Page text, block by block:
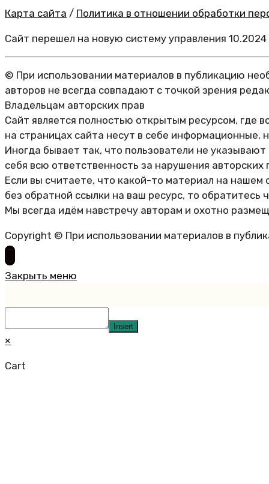
Карта сайта / Политика в отношении обработки
Сайт перешел на новую систему управления 10.2024
© При использовании материалов в публикацию
авторов не всегда совпадают с точкой зрения
Владельцам авторских прав
Сайт является полностью открытым ресурсом, где
на страницах сайта несут в себе информационные,
Иногда бывает так, что пользователи не
себя всю ответственность за нарушения авторских
Если вы считаете, что какой-то материал на
без обратной ссылки на ваш ресурс, то обратитесь
Мы всегда идём навстречу авторам и охотно
Copyright © При использовании материалов в
Закрыть меню
Insert
×
Cart